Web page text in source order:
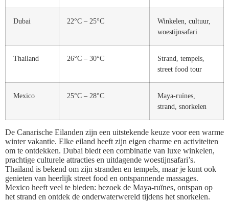
Dubai 22°C – 25°C
Winkelen, cultuur,
woestijnsafari
Thailand 26°C – 30°C
Strand, tempels,
street food tour
Mexico 25°C – 28°C
Maya-ruïnes,
strand, snorkelen
De Canarische Eilanden zijn een uitstekende keuze voor een warme
winter vakantie. Elke eiland heeft zijn eigen charme en activiteiten
om te ontdekken. Dubai biedt een combinatie van luxe winkelen,
prachtige culturele attracties en uitdagende woestijnsafari’s.
Thailand is bekend om zijn stranden en tempels, maar je kunt ook
genieten van heerlijk street food en ontspannende massages.
Mexico heeft veel te bieden: bezoek de Maya-ruïnes, ontspan op
het strand en ontdek de onderwaterwereld tijdens het snorkelen.